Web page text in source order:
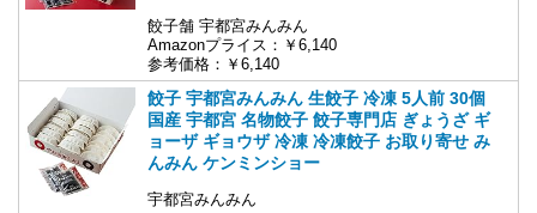
餃子舗 宇都宮みんみん
Amazonプライス：￥6,140
参考価格：￥6,140
餃子 宇都宮みんみん 生餃子 冷凍 5人前 30個
国産 宇都宮 名物餃子 餃子専門店 ぎょうざ ギ
ョーザ ギョウザ 冷凍 冷凍餃子 お取り寄せ み
んみん ケンミンショー
宇都宮みんみん